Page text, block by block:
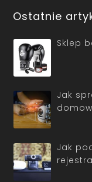
Ostatnie
Sklep
Jak
Jak